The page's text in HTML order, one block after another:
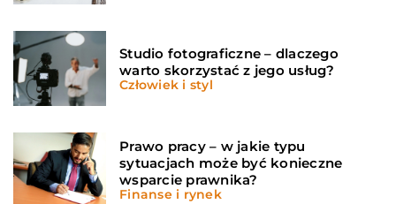
Studio fotograficzne – dlaczego
warto skorzystać z jego usług?
Człowiek i styl
Prawo pracy – w jakie typu
sytuacjach może być konieczne
wsparcie prawnika?
Finanse i rynek